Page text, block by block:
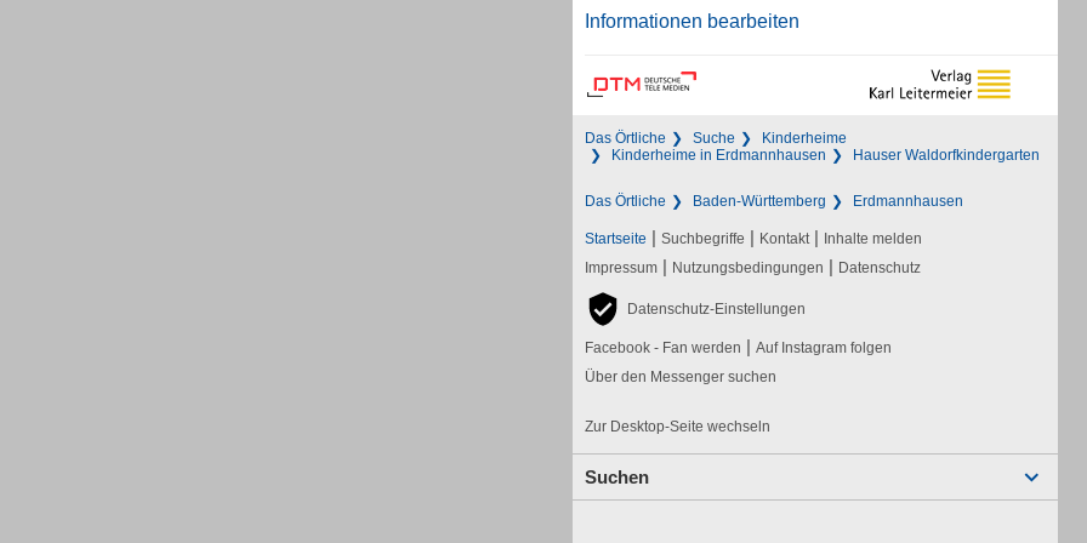
Informationen bearbeiten
Das Örtliche Suche
Kinderheime
Kinderheime in Erdmannhausen
Hauser Waldorfkindergarten
Das Örtliche Baden-Württemberg Erdmannhausen
Startseite | Suchbegriffe | Kontakt | Inhalte melden
Impressum | Nutzungsbedingungen | Datenschutz
Datenschutz-Einstellungen
Facebook - Fan werden | Auf Instagram folgen
Über den Messenger suchen
Zur Desktop-Seite wechseln
Suchen